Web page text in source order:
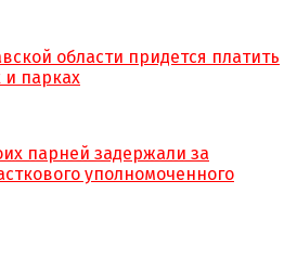
области придется платить
и парках
парней задержали за
уполномоченного